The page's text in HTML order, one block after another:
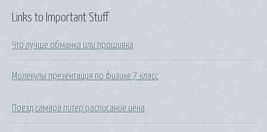
Links to Important Stuff
Что лучше обманка или прошивка
Молекулы презентация по физике 7 класс
Поезд самара питер расписание цена